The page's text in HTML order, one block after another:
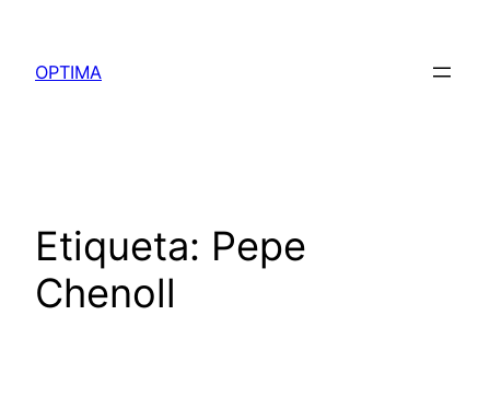
contenido
OPTIMA
Etiqueta: Pepe
Chenoll